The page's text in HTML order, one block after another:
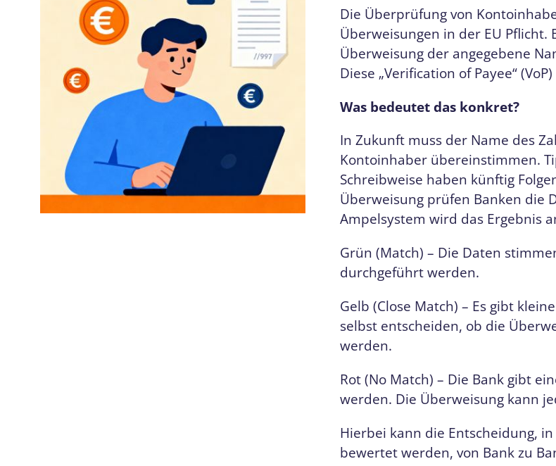
Die Überprüfung von
Überweisungen in der EU
Überweisung der angegebene
Diese „Verification of Payee“
Was bedeutet das konkret?
In Zukunft muss der Name des
Kontoinhaber übereinstimmen.
Schreibweise haben künftig
Überweisung prüfen Banken die
Ampelsystem wird das Ergebnis
Grün (Match) – Die Daten
durchgeführt werden.
Gelb (Close Match) – Es gibt
selbst entscheiden, ob die
werden.
Rot (No Match) – Die Bank gibt
werden. Die Überweisung kann
Hierbei kann die Entscheidung,
bewertet werden, von Bank zu